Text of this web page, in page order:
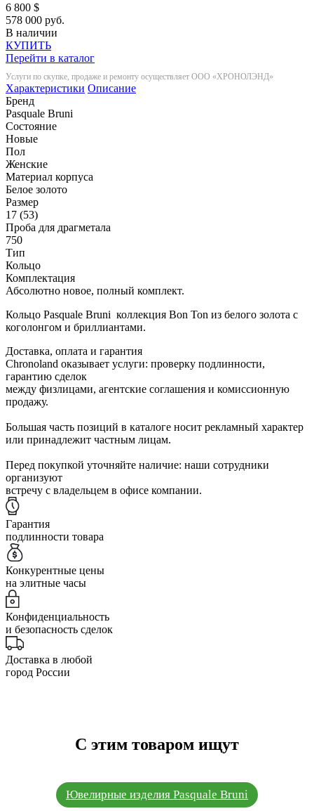
6 800 $
578 000 руб.
В наличии
КУПИТЬ
Перейти в каталог
Услуги по скупке, продаже и ремонту осуществляет ООО «ХРОНОЛЭНД»
Характеристики Описание
Бренд
Pasquale Bruni
Состояние
Новые
Пол
Женские
Материал корпуса
Белое золото
Размер
17 (53)
Проба для драгметала
750
Тип
Кольцо
Комплектация
Абсолютно новое, полный комплект.
Кольцо Pasquale Bruni коллекция Bon Ton из белого золота с
коголонгом и бриллиантами.
Доставка, оплата и гарантия
Chronoland оказывает услуги: проверку подлинности,
гарантию сделок
между физлицами, агентские соглашения и комиссионную
продажу.
Большая часть позиций в каталоге носит рекламный характер
или принадлежит частным лицам.
Перед покупкой уточняйте наличие: наши сотрудники
организуют
встречу с владельцем в офисе компании.
Гарантия
подлинности товара
Конкурентные цены
на элитные часы
Конфиденциальность
и безопасность сделок
Доставка в любой
город России
С этим товаром ищут
Ювелирные изделия Pasquale Bruni